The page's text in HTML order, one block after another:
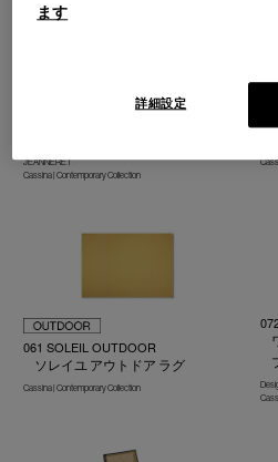
キャピトル コンプレックス ソ
JEANNERET
Cassina | Contemporary Collection
061 SOLEIL OUTDOOR
ソレイユ アウトドア ラグ
Cassina | Contemporary Collection
ます
詳細設定